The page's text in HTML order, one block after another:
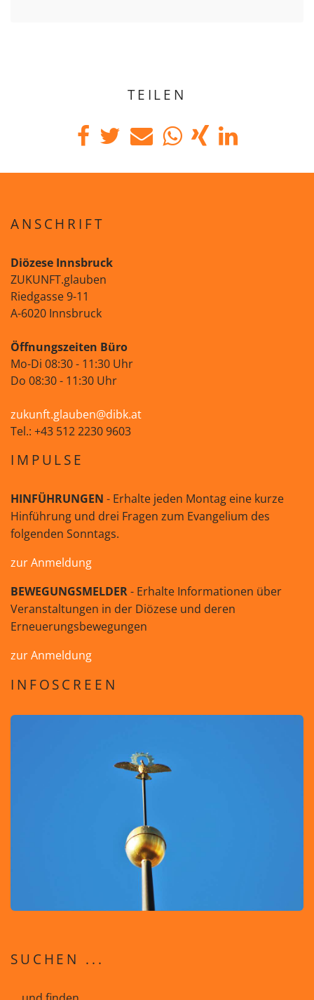
TEILEN
ANSCHRIFT
Diözese Innsbruck
ZUKUNFT.glauben
Riedgasse 9-11
A-6020 Innsbruck
Öffnungszeiten Büro
Mo-Di 08:30 - 11:30 Uhr
Do 08:30 - 11:30 Uhr
zukunft.glauben@dibk.at
Tel.: +43 512 2230 9603
IMPULSE
HINFÜHRUNGEN - Erhalte jeden Montag eine kurze
Hinführung und drei Fragen zum Evangelium des
folgenden Sonntags.
zur Anmeldung
BEWEGUNGSMELDER- Erhalte Informationen über
Veranstaltungen in der Diözese und deren
Erneuerungsbewegungen
zur Anmeldung
INFOSCREEN
SUCHEN ...